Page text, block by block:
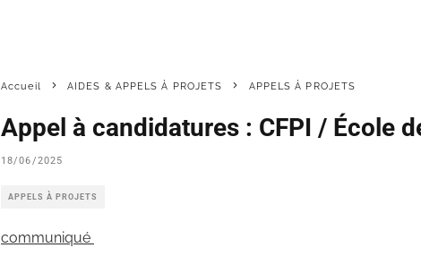
Accueil AIDES & APPELS À PROJETS APPELS À PROJETS
Appel à candidatures : CFPI / École
18/06/2025
APPELS À PROJETS
communiqué